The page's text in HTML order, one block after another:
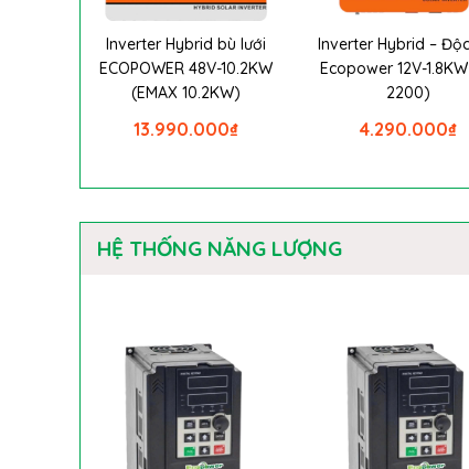
Inverter Hybrid bù lưới
ECOPOWER 48V-10.2KW
(EMAX 10.2KW)
₫
13.990.000
Inverter Hybrid –
Ecopower 12V-
2200)
₫
4.290.000
HỆ THỐNG NĂNG LƯỢNG